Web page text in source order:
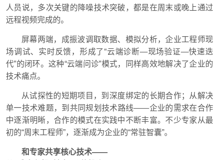
人员说，多次关键的降噪技术突破，都是在周末或晚上通过
远程视频完成的。
屏幕两端，成振波调取数据、模拟分析，企业工程师现
场调试、实时反馈，形成了“云端诊断—现场验证—快速迭
代”的闭环。这种“云端问诊”模式，同样高效地解决了企业的
技术痛点。
从试探性的短期项目，到深度绑定的长期合作；从解决
单一技术难题，到共同规划技术路线——企业的需求在合作
中逐渐明晰，合作的模式在实践中不断丰富。不少专家从最
初的“周末工程师”，逐渐成为企业的“常驻智囊”。
和专家共享核心技术——